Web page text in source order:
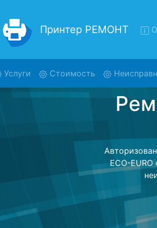
Принтер РЕМОНТ
Услуги (current)Стоимость
Ремонт
с